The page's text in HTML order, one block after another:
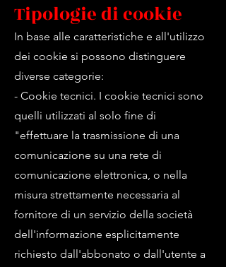
Tipologie di cookie
In base alle caratteristiche e all'utilizzo
dei cookie si possono distinguere
diverse categorie:
- Cookie tecnici. I cookie tecnici sono
quelli utilizzati al solo fine di
"effettuare la trasmissione di una
comunicazione su una rete di
comunicazione elettronica, o nella
misura strettamente necessaria al
fornitore di un servizio della società
dell'informazione esplicitamente
richiesto dall'abbonato o dall'utente a